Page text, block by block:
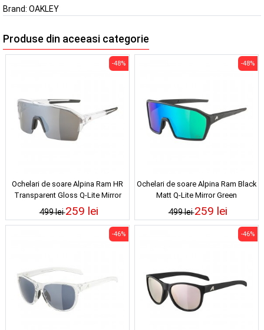
Brand: OAKLEY
Produse din aceeasi categorie
Ochelari de soare Alpina Ram HR
Transparent Gloss Q-Lite Mirror
Silver
499 lei
-48%
259 lei
Ochelari de soare Alpina Ram Black
Matt Q-Lite Mirror Green
499 lei
-48%
259 lei
-46% -46%